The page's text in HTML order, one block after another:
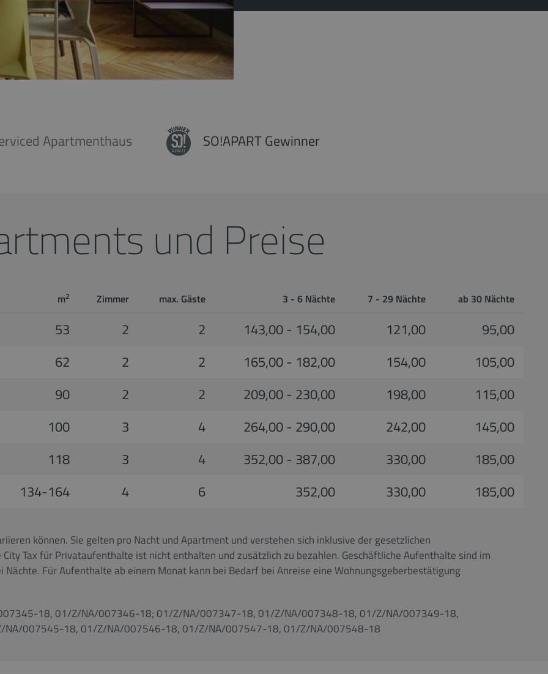
Apartmenthaus SO!APART Gewinner
und Preise
m2 Zimmer max. Gäste 3 - 6 Nächte 7 - 29 Nächte ab 30 Nächte
53 2 2 143,00 - 154,00 121,00
95,00
62
2 2 165,00 - 182,00 154,00
105,00
90
2 2 209,00 - 230,00 198,00
115,00
100
3 4 264,00 - 290,00 242,00
145,00
118
3 4 352,00 - 387,00 330,00
185,00
134-164
4 6 352,00 330,00 185,00
können. Sie gelten pro Nacht und Apartment und verstehen sich inklusive der gesetzlichen
Tax für Privataufenthalte ist nicht enthalten und zusätzlich zu bezahlen. Geschäftliche Aufenthalte sind im
Für Aufenthalte ab einem Monat kann bei Bedarf bei Anreise eine Wohnungsgeberbestätigung
18, 01/Z/NA/007346-18; 01/Z/NA/007347-18, 01/Z/NA/007348-18, 01/Z/NA/007349-18,
007545-18, 01/Z/NA/007546-18, 01/Z/NA/007547-18, 01/Z/NA/007548-18